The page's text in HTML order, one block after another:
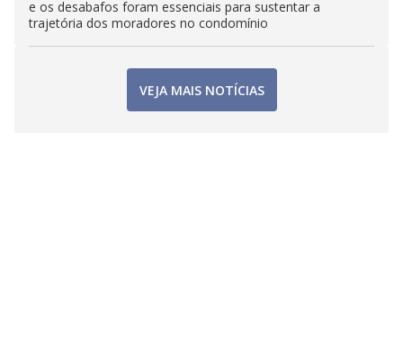
e os desabafos foram essenciais para sustentar a
trajetória dos moradores no condomínio
VEJA MAIS NOTÍCIAS